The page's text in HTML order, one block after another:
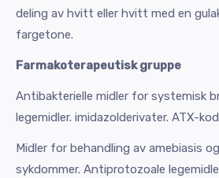
deling av hvitt eller hvitt med en
fargetone.
Farmakoterapeutisk gruppe
Antibakterielle midler for systemisk
legemidler. imidazolderivater. ATX-
Midler for behandling av amebiasis
sykdommer. Antiprotozoale